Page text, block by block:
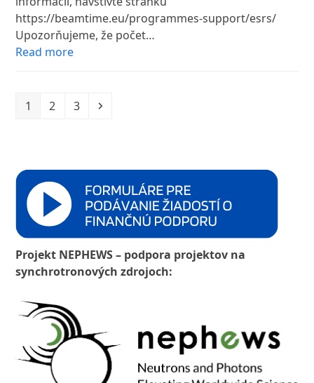
https://beamtime.eu/programmes-support/esrs/
Upozorňujeme, že počet…
Read more
Page
1 Page
2 Page
3 Next
Projekt NEPHEWS – podpora projektov na
synchrotronových zdrojoch: